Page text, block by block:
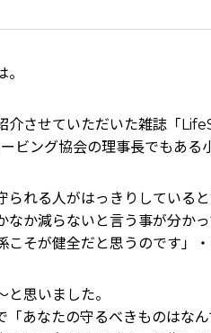
介させていただいた雑誌「
ビング協会の理事長でもある
られる人がはっきりしている
なか減らないと言う事が分か
こそが健全だと思うのです」・
思いました。
「あなたの守るべきものはな